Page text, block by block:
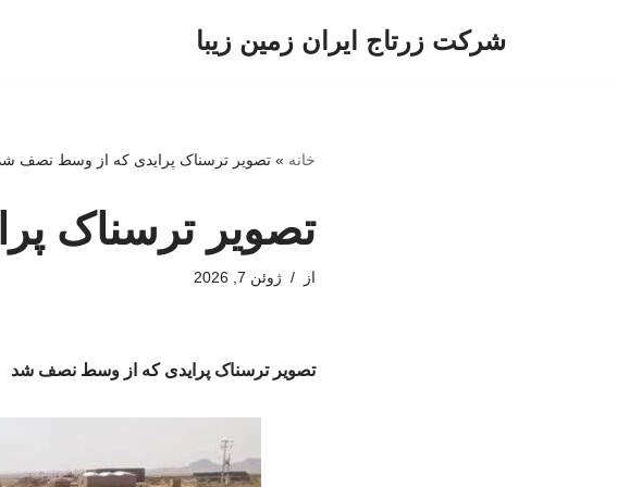
شرکت زرتاج ایران زمین زیبا
خانه »تصویر ترسناک پرایدی که از وسط نصف
تصویر ترسناک
از ژوئن 7, 2026
تصویر ترسناک پرایدی که از وسط نصف شد